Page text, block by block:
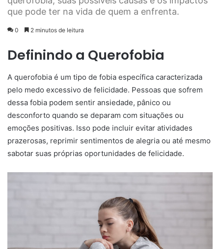
que pode ter na vida de quem a enfrenta.
0 2 minutos de leitura
Definindo a Querofobia
A querofobia é um tipo de fobia específica caracterizada
pelo medo excessivo de felicidade. Pessoas que sofrem
dessa fobia podem sentir ansiedade, pânico ou
desconforto quando se deparam com situações ou
emoções positivas. Isso pode incluir evitar atividades
prazerosas, reprimir sentimentos de alegria ou até mesmo
sabotar suas próprias oportunidades de felicidade.